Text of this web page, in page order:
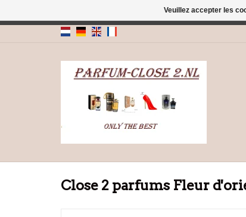
Close 2 parfums Fleur
Veuillez accepter les
← Retour à l'interface